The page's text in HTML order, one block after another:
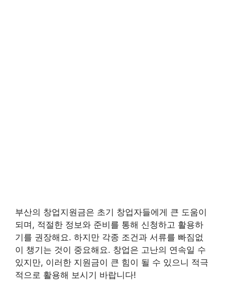
부산의 창업지원금은 초기 창업자들에게 큰 도움이
되며, 적절한 정보와 준비를 통해 신청하고 활용하
기를 권장해요. 하지만 각종 조건과 서류를 빠짐없
이 챙기는 것이 중요해요. 창업은 고난의 연속일 수
있지만, 이러한 지원금이 큰 힘이 될 수 있으니 적극
적으로 활용해 보시기 바랍니다!